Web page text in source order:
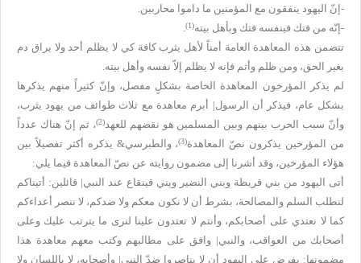
-إنّ اليهود ينفقون مع المؤمنين ما داموا محاربين.
-إنّه من فتك فبنفسه فتك وبأهل بيته(1)
.
تتضمن هذه المعاهدة العامة أمناً لأهل يثرب كافة كي لا يظلم أحد ولا يراق دم
بغير الحق، ومن ظلم وأثم فإنه لا يظلم إلاّ نفسه وأهل بيته.
لم يذكر المؤرخون المعاهدة الخاصة بشكلٍ مفصل، وإنّ كثيراً منهم يذكرها
بشكل عام، فيذكر أن الرسول| أبرم معاهدة مع ثلاث طوائف من يهود يثرب،
وأنّ سبب الحرب بينهم وبين المسلمين هو نقضهم للعهد(2)
، ثم إنّ هناك عدداً
من المؤرخين يذكرون نصّ المعاهدة(3)
، والطبرسي& يذكره أكثر تفصيلاً بين
هؤلاء المؤرخين، وقد أشرنا إلى مضمون روايته عن نصّ المعاهدة فيما يلي:
أتى اليهود من بني قريظة وبني النضير وبني قينقاع عند النبي| قائلين: أتيناكم
لنطلب السلم والمصالحة، بشرط أن لا نكون معكم ولا ضدكم، لا ننصر أعداءكم
كما لا نعتدي على أصحابكم، وأنتم لا تعتدون علينا لنرى ما يترتب عليك وعلى
أصحابك من العواقب، والنبي| وافق على مطالبهم وكتب معهم معاهدة هذا
مضمونها: يفرض على اليهود أن لا يناصروا ضدّ النبي| وأصحابه، لا باللسان ولا